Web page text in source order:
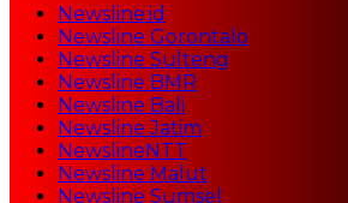
Newsline.id
Newsline Gorontalo
Newsline Sulteng
Newsline BMR
Newsline Bali
Newsline Jatim
NewslineNTT
Newsline Malut
Newsline Sumsel